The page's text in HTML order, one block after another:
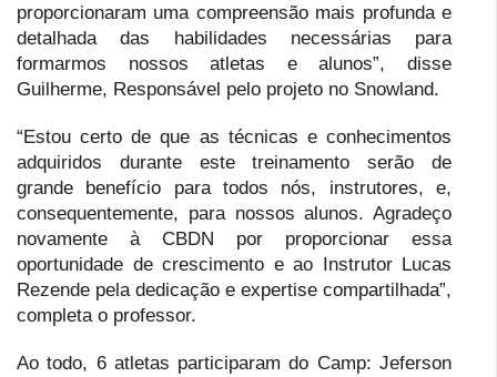
proporcionaram uma compreensão mais profunda e
detalhada das habilidades necessárias para
formarmos nossos atletas e alunos”, disse
Guilherme, Responsável pelo projeto no Snowland.
“Estou certo de que as técnicas e conhecimentos
adquiridos durante este treinamento serão de
grande benefício para todos nós, instrutores, e,
consequentemente, para nossos alunos. Agradeço
novamente à CBDN por proporcionar essa
oportunidade de crescimento e ao Instrutor Lucas
Rezende pela dedicação e expertise compartilhada”,
completa o professor.
Ao todo, 6 atletas participaram do Camp: Jeferson